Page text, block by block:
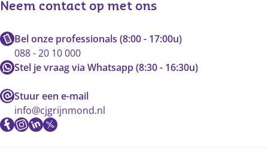
Neem contact op met ons
Bel onze professionals (8:00 - 17:00u)
088 - 20 10 000
Stel je vraag via Whatsapp (8:30 - 16:30u)
Stuur een e-mail
info@cjgrijnmond.nl